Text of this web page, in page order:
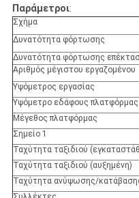
Παράμετροι:
Σχήμα
Δυνατότητα φόρτωσης
Δυνατότητα φόρτωσης
Αριθμός μέγιστου εργαζομένου
Υψόμετρος εργασίας
Υψόμετρο εδάφους πλατφόρμας
Μέγεθος πλατφόρμας
Σημείο 1
Ταχύτητα ταξιδιού
Ταχύτητα ταξιδιού (αυξημένη)
Ταχύτητα ανύψωσης/